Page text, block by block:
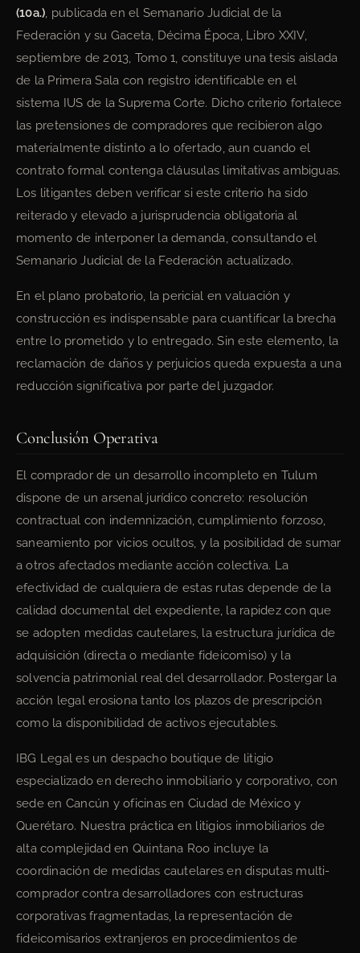
(10a.), publicada en el Semanario Judicial de la
Federación y su Gaceta, Décima Época, Libro XXIV,
septiembre de 2013, Tomo 1, constituye una tesis aislada
de la Primera Sala con registro identificable en el
sistema IUS de la Suprema Corte. Dicho criterio fortalece
las pretensiones de compradores que recibieron algo
materialmente distinto a lo ofertado, aun cuando el
contrato formal contenga cláusulas limitativas ambiguas.
Los litigantes deben verificar si este criterio ha sido
reiterado y elevado a jurisprudencia obligatoria al
momento de interponer la demanda, consultando el
Semanario Judicial de la Federación actualizado.
En el plano probatorio, la pericial en valuación y
construcción es indispensable para cuantificar la brecha
entre lo prometido y lo entregado. Sin este elemento, la
reclamación de daños y perjuicios queda expuesta a una
reducción significativa por parte del juzgador.
Conclusión Operativa
El comprador de un desarrollo incompleto en Tulum
dispone de un arsenal jurídico concreto: resolución
contractual con indemnización, cumplimiento forzoso,
saneamiento por vicios ocultos, y la posibilidad de sumar
a otros afectados mediante acción colectiva. La
efectividad de cualquiera de estas rutas depende de la
calidad documental del expediente, la rapidez con que
se adopten medidas cautelares, la estructura jurídica de
adquisición (directa o mediante fideicomiso) y la
solvencia patrimonial real del desarrollador. Postergar la
acción legal erosiona tanto los plazos de prescripción
como la disponibilidad de activos ejecutables.
IBG Legal es un despacho boutique de litigio
especializado en derecho inmobiliario y corporativo, con
sede en Cancún y oficinas en Ciudad de México y
Querétaro. Nuestra práctica en litigios inmobiliarios de
alta complejidad en Quintana Roo incluye la
coordinación de medidas cautelares en disputas multi-
comprador contra desarrolladores con estructuras
corporativas fragmentadas, la representación de
fideicomisarios extranjeros en procedimientos de